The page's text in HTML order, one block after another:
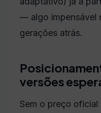
— algo impensável
gerações atrás.
versões
Sem o preço